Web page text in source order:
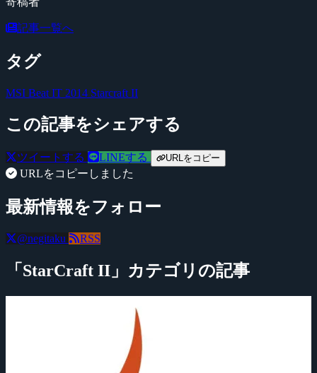
記事一覧へ
タグ
MSI Beat IT 2014 Starcraft II
この記事をシェアする
ツイートする LINEする URLをコピー
URLをコピーしました
最新情報をフォロー
@negitaku RSS
「StarCraft II」カテゴリの記事